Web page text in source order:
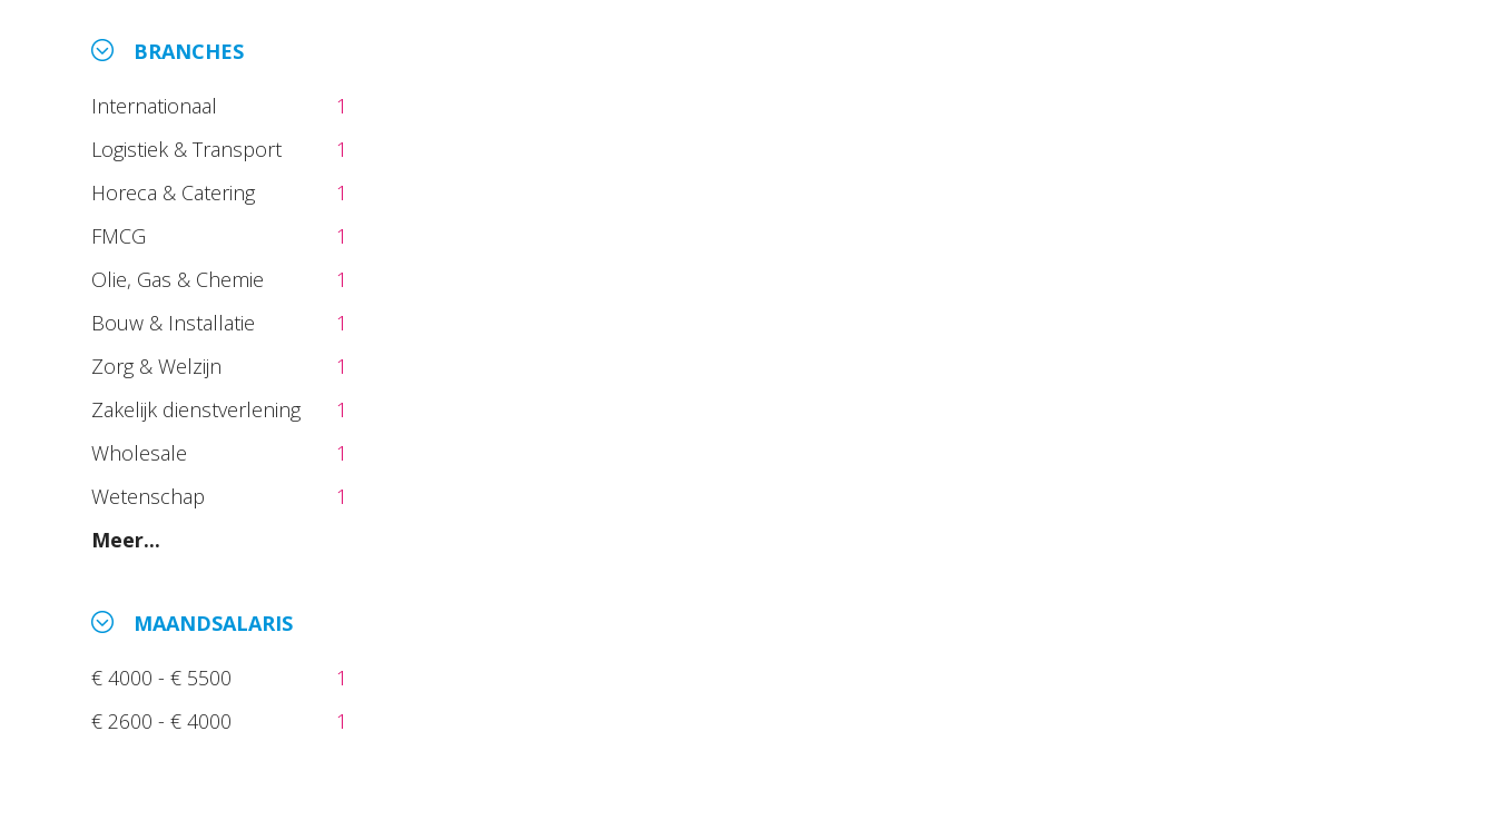
BRANCHES
Internationaal
1
Logistiek & Transport
1
Horeca & Catering
1
FMCG
1
Olie, Gas & Chemie
1
Bouw & Installatie
1
Zorg & Welzijn
1
Zakelijk dienstverlening
1
Wholesale
1
Wetenschap
1
Meer...
MAANDSALARIS
€ 4000 - € 5500
1
€ 2600 - € 4000
1